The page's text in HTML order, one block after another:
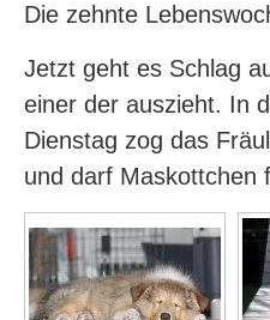
Die zehnte
Jetzt geht es Schlag
einer der auszieht. In
Dienstag zog das
und darf Maskottchen